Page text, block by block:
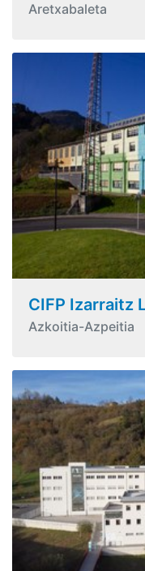
Aretxabaleta
CIFP Izarraitz
Azkoitia-Azpeitia